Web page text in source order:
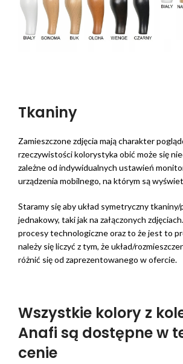
Tkaniny
Zamieszczone zdjęcia mają charakter
rzeczywistości kolorystyka obić może się
zależne od indywidualnych ustawień
urządzenia mobilnego, na którym są
Staramy się aby układ symetryczny tkaniny/
jednakowy, taki jak na załączonych
procesy technologiczne oraz to że jest to
należy się liczyć z tym, że układ/
różnić się od zaprezentowanego w ofercie.
Wszystkie kolory z
Anafi są dostępne w
cenie